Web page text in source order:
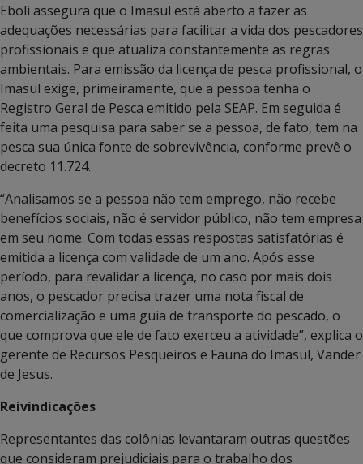
Eboli assegura que o Imasul está aberto a fazer as
adequações necessárias para facilitar a vida dos pescadores
profissionais e que atualiza constantemente as regras
ambientais. Para emissão da licença de pesca profissional, o
Imasul exige, primeiramente, que a pessoa tenha o
Registro Geral de Pesca emitido pela SEAP. Em seguida é
feita uma pesquisa para saber se a pessoa, de fato, tem na
pesca sua única fonte de sobrevivência, conforme prevê o
decreto 11.724.
“Analisamos se a pessoa não tem emprego, não recebe
benefícios sociais, não é servidor público, não tem empresa
em seu nome. Com todas essas respostas satisfatórias é
emitida a licença com validade de um ano. Após esse
período, para revalidar a licença, no caso por mais dois
anos, o pescador precisa trazer uma nota fiscal de
comercialização e uma guia de transporte do pescado, o
que comprova que ele de fato exerceu a atividade”, explica o
gerente de Recursos Pesqueiros e Fauna do Imasul, Vander
de Jesus.
Reivindicações
Representantes das colônias levantaram outras questões
que consideram prejudiciais para o trabalho dos